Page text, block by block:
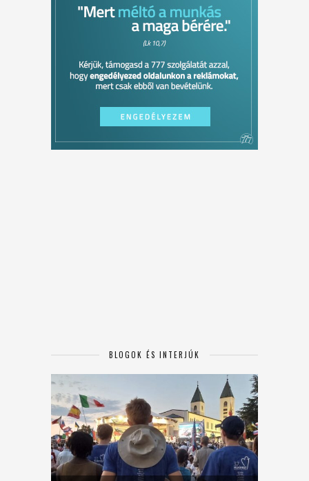
BLOGOK ÉS INTERJÚK